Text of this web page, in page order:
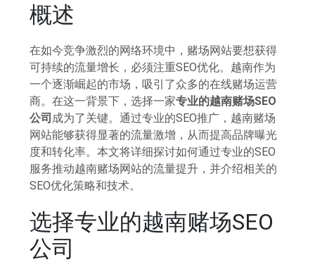
概述
在如今竞争激烈的网络环境中，赌场网站要想获得
可持续的流量增长，必须注重SEO优化。越南作为
一个逐渐崛起的市场，吸引了众多的在线赌场运营
商。在这一背景下，选择一家专业的越南赌场SEO
公司 成为了关键。通过专业的SEO推广，越南赌场
网站能够获得显著的流量激增，从而提高品牌曝光
度和转化率。本文将详细探讨如何通过专业的SEO
服务推动越南赌场网站的流量提升，并介绍相关的
SEO优化策略和技术。
选择专业的越南赌场SEO
公司